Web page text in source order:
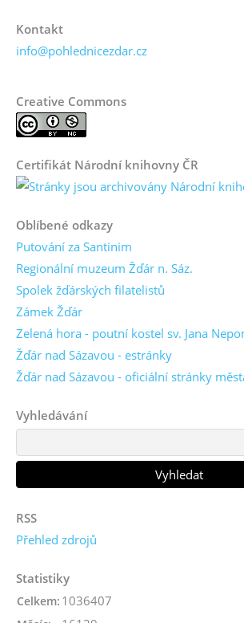
Kontakt
info@pohlednicezdar.cz
Creative Commons
Certifikát Národní knihovny ČR
Oblíbené odkazy
Putování za Santinim
Regionální muzeum Žďár n. Sáz.
Spolek žďárských filatelistů
Zámek Žďár
Zelená hora - poutní kostel sv. Jana
Žďár nad Sázavou - estránky
Žďár nad Sázavou - oficiální stránky
Vyhledávání
RSS
Přehled zdrojů
Statistiky
Celkem: 1036407